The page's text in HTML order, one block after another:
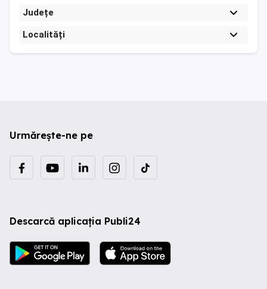
Județe
Localități
Urmărește-ne pe
Descarcă aplicația Publi24